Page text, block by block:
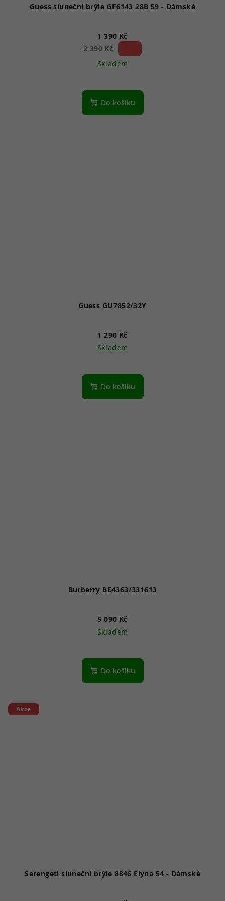
Guess sluneční brýle GF6143 28B 59 - Dámské
1 390 Kč
2 390 Kč
Skladem
Do košíku
Guess GU7852/32Y
1 290 Kč
Skladem
Do košíku
Burberry BE4363/331613
5 090 Kč
Skladem
Do košíku
Akce
Serengeti sluneční brýle 8846 Elyna 54 - Dámské